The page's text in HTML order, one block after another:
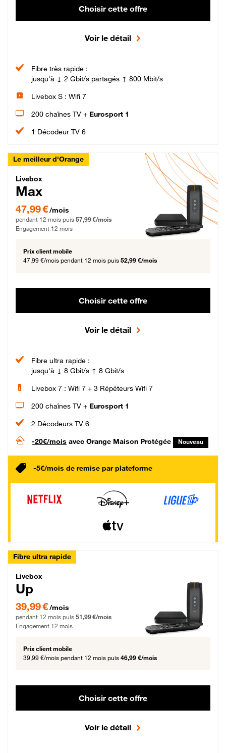
Choisir cette offre
Voir le détail
Fibre très rapide :
jusqu'à ↓ 2 Gbit/s partagés ↑ 800 Mbit/s
Livebox S : Wifi 7
200 chaînes TV + Eurosport 1
1 Décodeur TV 6
Le meilleur d'Orange
Livebox Max Fibre
Livebox
Max
47,99 € par mois pendant 12 mois puis 57,99 € par mois, Engagement 12 mois
47,99 €/mois
pendant 12 mois puis 57,99 €/mois
Engagement 12 mois
Prix client mobile
47,99 €/mois pendant 12 mois puis 52,99 €/mois
Choisir cette offre
Voir le détail
Fibre ultra rapide :
jusqu'à ↓ 8 Gbit/s ↑ 8 Gbit/s
Livebox 7 : Wifi 7 + 3 Répéteurs Wifi 7
200 chaînes TV + Eurosport 1
2 Décodeurs TV 6
-20€/mois avec Orange Maison Protégée Nouveau
-5€/mois de remise par plateforme
Fibre ultra rapide
Livebox Up Fibre
Livebox
Up
39,99 € par mois pendant 12 mois puis 51,99 € par mois, Engagement 12 mois
39,99 €/mois
pendant 12 mois puis 51,99 €/mois
Engagement 12 mois
Prix client mobile
39,99 €/mois pendant 12 mois puis 46,99 €/mois
Choisir cette offre
Voir le détail